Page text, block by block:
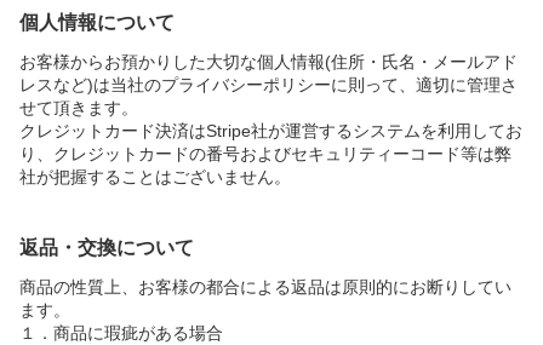
個人情報について
お客様からお預かりした大切な個人情報(住所・氏名・メールアド
レスなど)は当社のプライバシーポリシーに則って、適切に管理さ
せて頂きます。
クレジットカード決済はStripe社が運営するシステムを利用してお
り、クレジットカードの番号およびセキュリティーコード等は弊
社が把握することはございません。
返品・交換について
商品の性質上、お客様の都合による返品は原則的にお断りしてい
ます。
１．商品に瑕疵がある場合